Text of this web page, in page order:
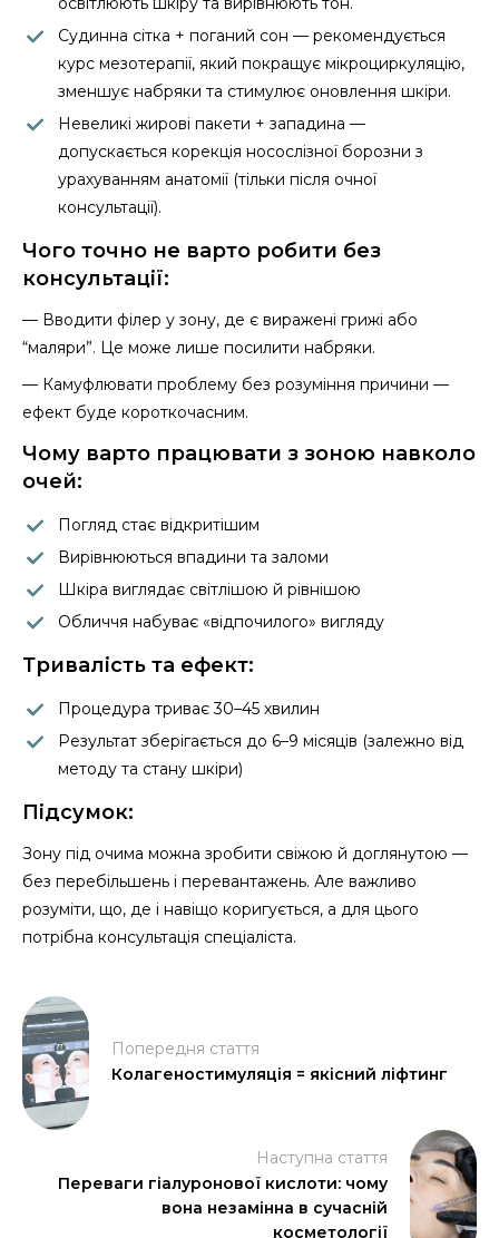
Судинна сітка + поганий сон — рекомендується
курс мезотерапії, який покращує мікроциркуляцію,
зменшує набряки та стимулює оновлення шкіри.
Невеликі жирові пакети + западина —
допускається корекція носослізної борозни з
урахуванням анатомії (тільки після очної
консультації).
Чого точно не варто робити без
консультації:
— Вводити філер у зону, де є виражені грижі або
“маляри”. Це може лише посилити набряки.
— Камуфлювати проблему без розуміння причини —
ефект буде короткочасним.
Чому варто працювати з зоною навколо
очей:
Погляд стає відкритішим
Вирівнюються впадини та заломи
Шкіра виглядає світлішою й рівнішою
Обличчя набуває «відпочилого» вигляду
Тривалість та ефект:
Процедура триває 30–45 хвилин
Результат зберігається до 6–9 місяців (залежно від
методу та стану шкіри)
Підсумок:
Зону під очима можна зробити свіжою й доглянутою —
без перебільшень і перевантажень. Але важливо
розуміти, що, де і навіщо коригується, а для цього
потрібна консультація спеціаліста.
Попередня стаття
Колагеностимуляція = якісний ліфтинг
Наступна стаття
Переваги гіалуронової кислоти: чому
вона незамінна в сучасній
косметології